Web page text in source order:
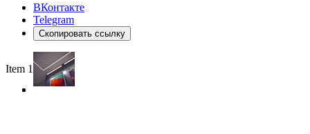
ВКонтакте
Telegram
Скопировать ссылку
Item 1 of 3